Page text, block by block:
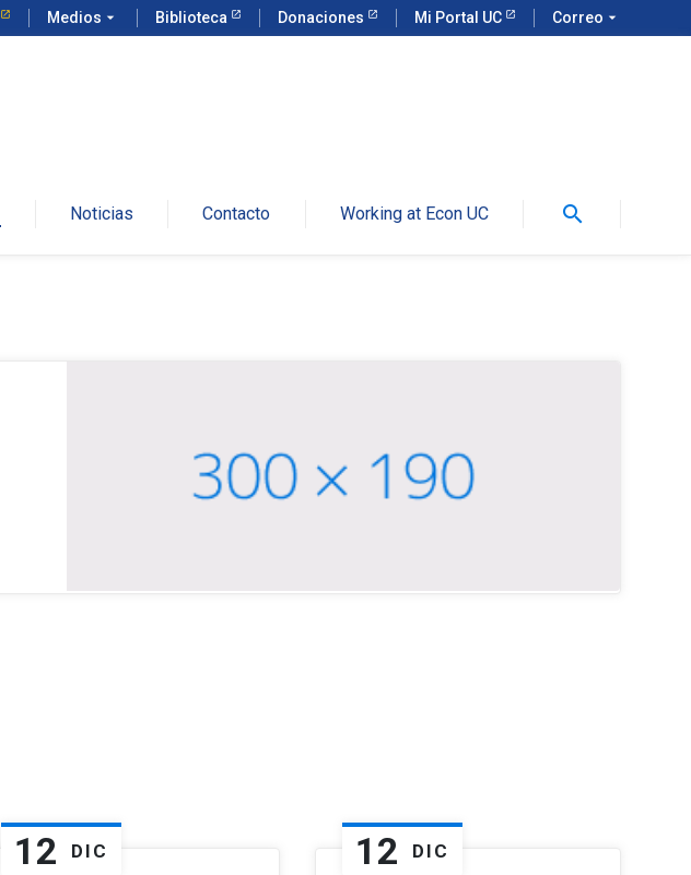
Medios arrow_drop_down Biblioteca Donaciones Mi Portal UC Correo arrow_drop_down
Noticias Contacto Working at Econ UC search
12 DIC 12 DIC